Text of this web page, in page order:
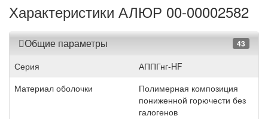
Характеристики АЛЮР 00-00002582
Общие параметры 43
Серия
АППГнг-HF
Материал оболочки
Полимерная композиция
пониженной горючести без
галогенов